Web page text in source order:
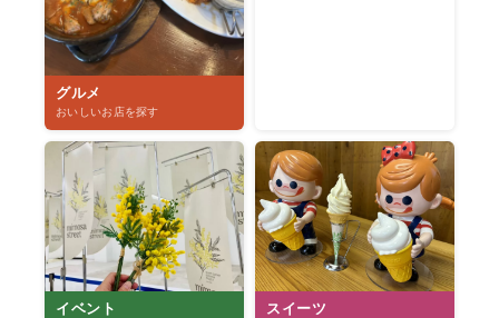
グルメ
おいしいお店を探す
イベント スイーツ